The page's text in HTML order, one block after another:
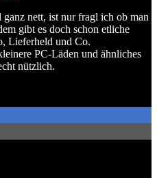
nett, ist nur fragl ich ob man
gibt es doch schon etliche
Lieferheld und Co.
PC-Läden und ähnliches
nützlich.